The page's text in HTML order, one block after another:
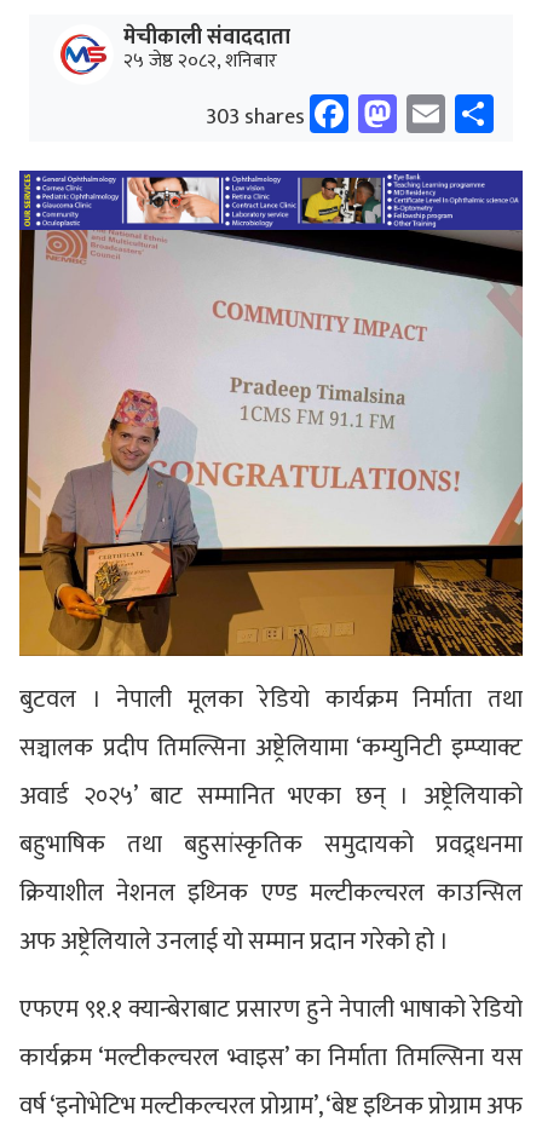
मेचीकाली संवाददाता
२५ जेष्ठ २०८२, शनिबार
303 shares Facebook
Email
बुटवल । नेपाली मूलका रेडियो कार्यक्रम निर्माता तथा
सञ्चालक प्रदीप तिमल्सिना अष्ट्रेलियामा ‘कम्युनिटी इम्प्याक्ट
अवार्ड २०२५’ बाट सम्मानित भएका छन् । अष्ट्रेलियाको
बहुभाषिक तथा बहुसांस्कृतिक समुदायको प्रवद्र्धनमा
क्रियाशील नेशनल इथ्निक एण्ड मल्टीकल्चरल काउन्सिल
अफ अष्ट्रेलियाले उनलाई यो सम्मान प्रदान गरेको हो ।
एफएम ९१.१ क्यान्बेराबाट प्रसारण हुने नेपाली भाषाको रेडियो
कार्यक्रम ‘मल्टीकल्चरल भ्वाइस’ का निर्माता तिमल्सिना यस
वर्ष ‘इनोभेटिभ मल्टीकल्चरल प्रोग्राम’, ‘बेष्ट इथ्निक प्रोग्राम अफ